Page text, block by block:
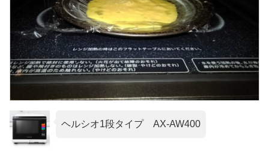
ヘルシオ1段タイプ AX-AW400